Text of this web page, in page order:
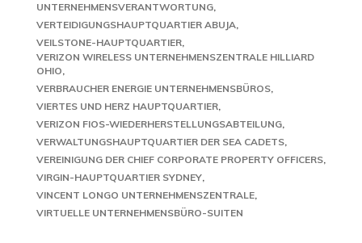
UNTERNEHMENSVERANTWORTUNG
VERTEIDIGUNGSHAUPTQUARTIER ABUJA
VEILSTONE-HAUPTQUARTIER
VERIZON WIRELESS UNTERNEHMENSZENTRALE HILLIARD
OHIO
VERBRAUCHER ENERGIE UNTERNEHMENSBÜROS
VIERTES UND HERZ HAUPTQUARTIER
VERIZON FIOS-WIEDERHERSTELLUNGSABTEILUNG
VERWALTUNGSHAUPTQUARTIER DER SEA CADETS
VEREINIGUNG DER CHIEF CORPORATE PROPERTY OFFICERS
VIRGIN-HAUPTQUARTIER SYDNEY
VINCENT LONGO UNTERNEHMENSZENTRALE
VIRTUELLE UNTERNEHMENSBÜRO-SUITEN